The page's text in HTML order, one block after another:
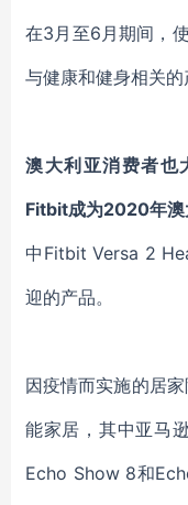
在3月至6月期间，
与健康和健身相关的
澳大利亚消费者也
Fitbit成为2020年澳
中Fitbit Versa 2
迎的产品。
因疫情而实施的居
能家居，其中亚马
Echo Show 8和